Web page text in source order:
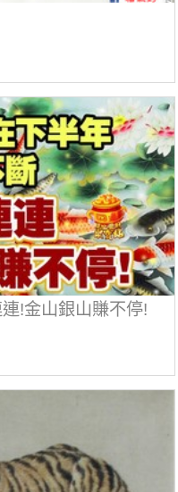
!金山銀山賺不停!